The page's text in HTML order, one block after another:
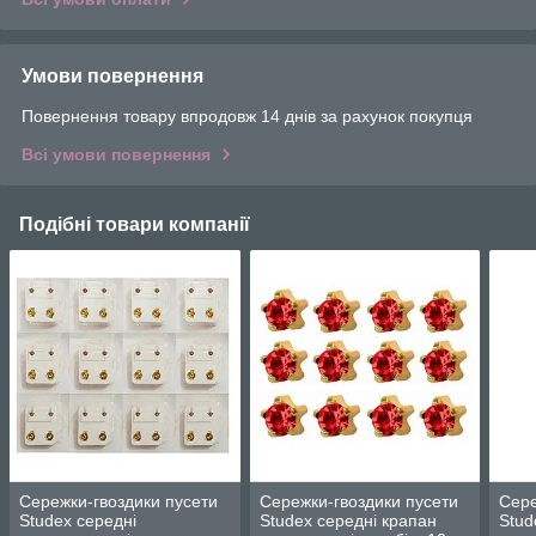
Умови повернення
Повернення товару впродовж 14 днів за рахунок покупця
Всі умови повернення
Подібні товари компанії
Сережки-гвоздики пусети
Studex середні
Сережки-гвоздики пусети
Studex середні крапан